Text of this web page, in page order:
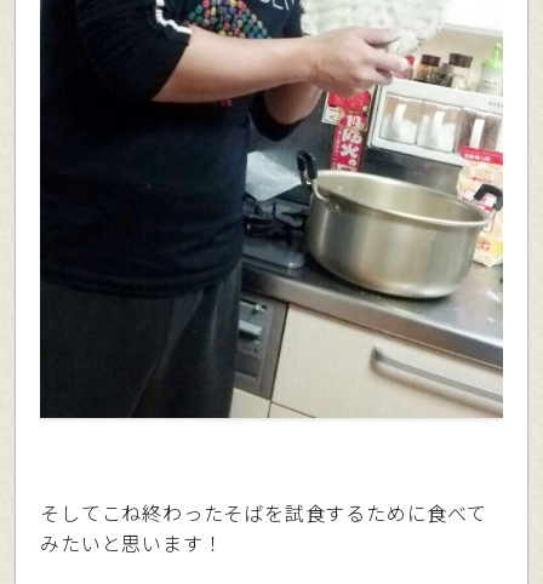
そしてこね終わったそばを試食するために食べて
みたいと思います！